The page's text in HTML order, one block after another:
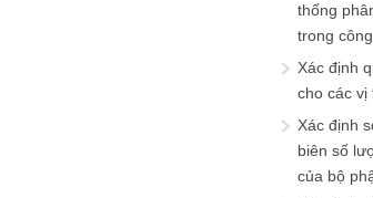
thống
trong
Xác định
cho các vị
Xác định
biên số
của bộ